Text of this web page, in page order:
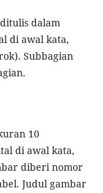
dalam
di awal kata,
Subbagian
10
di awal kata,
diberi nomor
Judul gambar